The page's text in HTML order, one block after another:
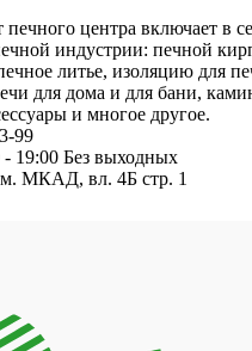
центра включает в
индустрии: печной
литье, изоляцию для
для дома и для бани,
и многое другое.
99
19:00 Без выходных
МКАД, вл. 4Б стр. 1